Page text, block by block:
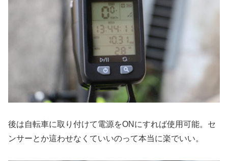
後は自転車に取り付けて電源をONにすれば使用可能。セ
ンサーとか這わせなくていいのって本当に楽でいい。